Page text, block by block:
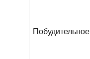
Побудительное